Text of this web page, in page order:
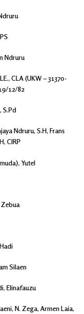
Ndruru
CLA(UKW – 31370-
12/82
S.Pd
Ndruru, S.H, Frans
CIRP
Yutel
Zebua
Silaen
Elinafauzu
N. Zega, Armen Laia,